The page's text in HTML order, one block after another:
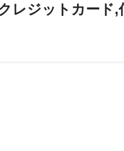
レジットカード,